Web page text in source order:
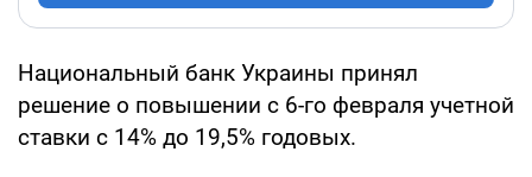
Национальный банк Украины принял
решение о повышении с 6-го февраля учетной
ставки с 14% до 19,5% годовых.